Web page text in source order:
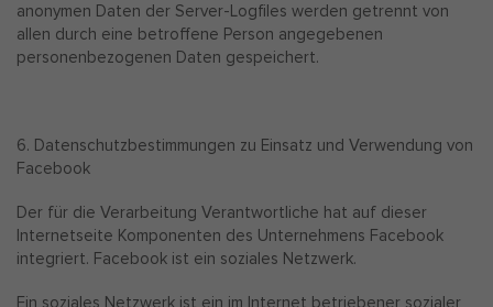
anonymen Daten der Server-Logfiles werden getrennt von
allen durch eine betroffene Person angegebenen
personenbezogenen Daten gespeichert.
6. Datenschutzbestimmungen zu Einsatz und Verwendung von
Facebook
Der für die Verarbeitung Verantwortliche hat auf dieser
Internetseite Komponenten des Unternehmens Facebook
integriert. Facebook ist ein soziales Netzwerk.
Ein soziales Netzwerk ist ein im Internet betriebener sozialer